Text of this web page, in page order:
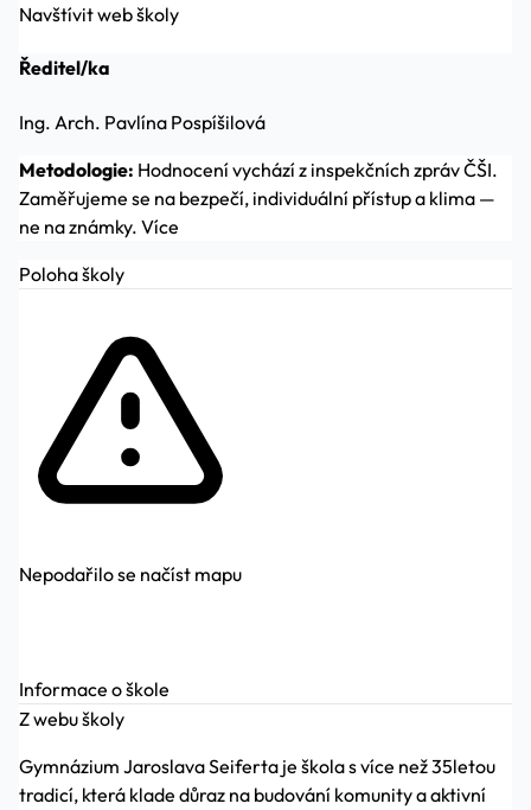
Navštívit web školy
Ředitel/ka
Ing. Arch. Pavlína Pospíšilová
Metodologie: Hodnocení vychází z inspekčních zpráv ČŠI.
Zaměřujeme se na bezpečí, individuální přístup a klima —
ne na známky. Více
Poloha školy
Nepodařilo se načíst mapu
Informace o škole
Z webu školy
Gymnázium Jaroslava Seiferta je škola s více než 35letou
tradicí, která klade důraz na budování komunity a aktivní